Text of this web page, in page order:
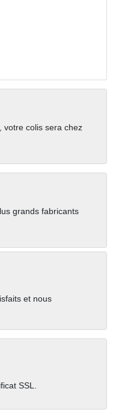
votre colis sera chez
grands fabricants
et nous
SSL.